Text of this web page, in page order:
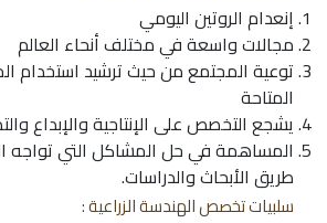
إنعدام الروتين اليومي
مجالات واسعة في مختلف أنحاء العالم
توعية المجتمع من حيث ترشيد استخدام
المتاحة
يشجع التخصص على الإنتاجية والإبداع
المساهمة في حل المشاكل التي تواجه
طريق الأبحاث والدراسات.
سلبيات تخصص الهندسة الزراعية :